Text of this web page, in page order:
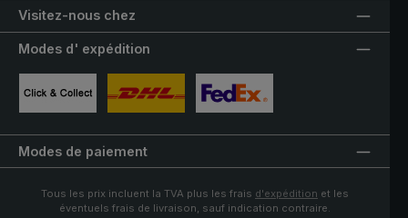
Visitez-nous chez
Modes d' expédition
Modes de paiement
Tous les prix incluent la TVA plus les frais d'expédition et les
éventuels frais de livraison, sauf indication contraire.